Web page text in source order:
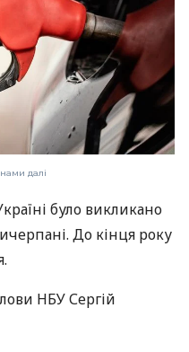
далі
було викликано
До кінця року
НБУ Сергій